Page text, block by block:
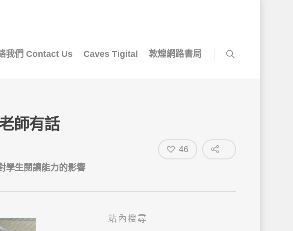
我們 Contact Us Caves Tigital 敦煌網路書局
師有話
學生閱讀能力的影響
46
站內搜尋